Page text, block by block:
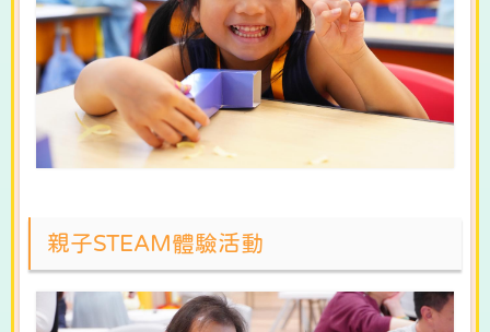
親子STEAM體驗活動